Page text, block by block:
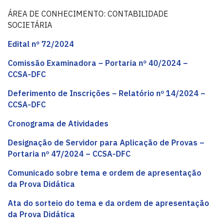
ÁREA DE CONHECIMENTO: CONTABILIDADE
SOCIETÁRIA
Edital nº 72/2024
Comissão Examinadora – Portaria nº 40/2024 –
CCSA-DFC
Deferimento de Inscrições – Relatório nº 14/2024 –
CCSA-DFC
Cronograma de Atividades
Designação de Servidor para Aplicação de Provas –
Portaria nº 47/2024 – CCSA-DFC
Comunicado sobre tema e ordem de apresentação
da Prova Didática
Ata do sorteio do tema e da ordem de apresentação
da Prova Didática